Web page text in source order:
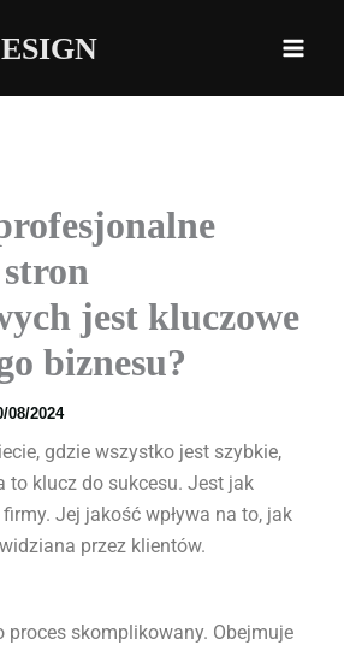
jest kluczowe
biznesu?
08/2024
gdzie wszystko jest szybkie,
to klucz do sukcesu. Jest jak
Jej jakość wpływa na to, jak
przez klientów.
proces skomplikowany. Obejmuje